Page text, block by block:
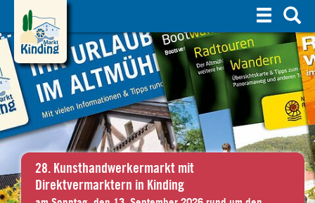
u
c
h
e
28. Kunsthandwerkermarkt mit
Direktvermarktern in Kinding